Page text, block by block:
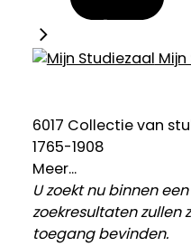
6017 Collectie van
1765-1908
Meer...
U zoekt nu binnen
zoekresultaten zullen
toegang bevinden.